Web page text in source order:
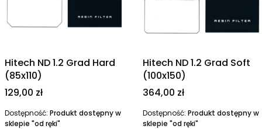
Hitech ND 1.2 Grad Hard
(85x110)
Cena
129,00 zł
Dostępność: Produkt dostępny w
sklepie "od ręki"
Hitech ND 1.2 Grad Soft
(100x150)
Cena
364,00 zł
Dostępność: Produkt dostępny w
sklepie "od ręki"